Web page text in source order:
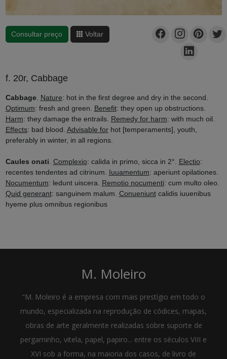
Consultar preço Voltar
f. 20r, Cabbage
Cabbage. Nature: hot in the first degree and dry in the second.
Optimum: fresh and green. Benefit: they open up obstructions.
Harm: they damage the entrails. Remedy for harm: with much oil.
Effects: bad blood. Advisable forhot [temperaments], youth,
preferably in winter, in all regions.
Caules onati. Complexio: calida in primo, sicca in 2°. Electio:
recentes tendentes ad citrinum. Iuuamentum: aperiunt opilationes.
Nocumentum: ledunt uiscera. Remotio nocumenti: cum multo oleo.
Quid generant: sanguinem malum. Conueniuntcalidis iuuenibus
hyeme plus omnibus regionibus
M. Moleiro
"M. Moleiro é a empresa com mais prestígio em todo o
mundo, especializada na reprodução de códices, mapas,
obras de arte geralmente realizadas sobre suporte de
pergaminho, vitela, papel, papiro... entre os séculos VIII e
XVI sob a forma, na maioria dos casos, de livro de